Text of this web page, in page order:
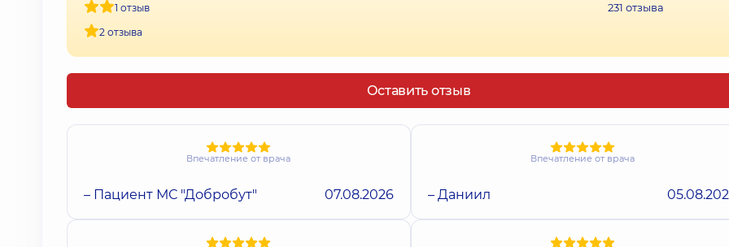
1 отзыв
2 отзыва
231 отзыва
Оставить отзыв
Впечатление от врача
– Пациент МС "Добробут" 07.08.2026
Впечатление от врача
– Даниил